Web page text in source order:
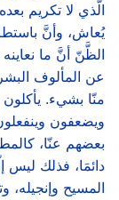
الّذي لا تكريم
يُعاش، وأنَّ
الظَّنّ أنَّ ما
عن المألوف
منّا بشيء.
ويضعفون
بعضهم عنّا،
دائمَا، فذلك ليس
المسيح وإنجيله،